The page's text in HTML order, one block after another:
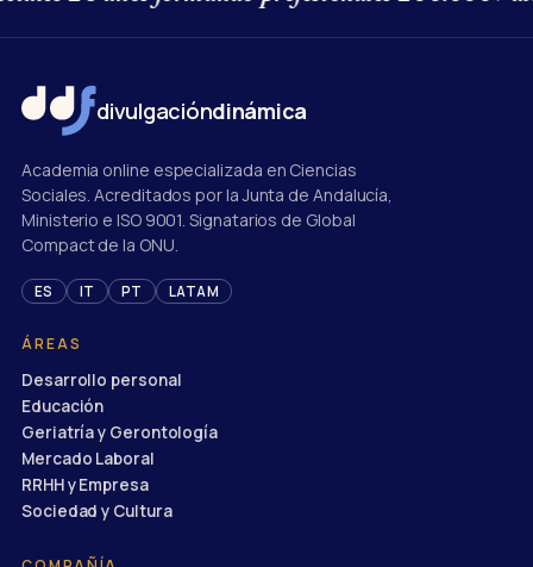
divulgacióndinámica
Academia online especializada en Ciencias
Sociales. Acreditados por la Junta de Andalucía,
Ministerio e ISO 9001. Signatarios de Global
Compact de la ONU.
ES IT PT LATAM
ÁREAS
Desarrollo personal
Educación
Geriatría y Gerontología
Mercado Laboral
RRHH y Empresa
Sociedad y Cultura